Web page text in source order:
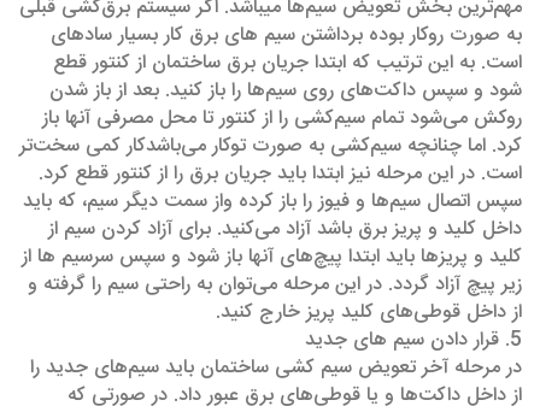
مهم‌ترین بخش تعویض سیم‌ها می‎باشد. اگر سیستم برق‌کشی قبلی
به صورت روکار بوده برداشتن سیم های برق کار بسیار ساده‎ای
است. به این ترتیب که ابتدا جریان برق ساختمان از کنتور قطع
شود و سپس داکت‌های روی سیم‌ها را باز کنید. بعد از باز شدن
روکش می‌شود تمام سیم‌کشی را از کنتور تا محل مصرفی آنها باز
کرد. اما چنانچه سیم‌کشی به صورت توکار می‌باشدکار کمی سخت‌تر
است. در این مرحله نیز ابتدا باید جریان برق را از کنتور قطع کرد.
سپس اتصال سیم‌ها و فیوز را باز کرده واز سمت دیگر سیم، که باید
داخل کلید و پریز برق باشد آزاد می‌کنید. برای آزاد کردن سیم از
کلید و پریزها باید ابتدا پیچ‌های آنها باز شود و سپس سرسیم ها از
زیر پیچ آزاد گردد. در این مرحله می‌توان به راحتی سیم را گرفته و
از داخل قوطی‌های کلید پریز خارج کنید.
5. قرار دادن سیم های جدید
در مرحله آخر تعویض سیم کشی ساختمان باید سیم‌های جدید را
از داخل داکت‌ها و یا قوطی‌های برق عبور داد. در صورتی که